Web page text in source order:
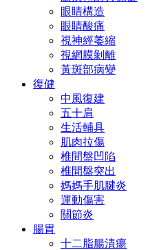
眼睛構造
眼睛酸痛
視神經萎縮
視網膜剝離
黃斑部病變
復健
中風復建
五十肩
生活輔具
肌肉拉傷
椎間盤凹陷
椎間盤突出
媽媽手肌腱炎
運動傷害
關節炎
腸胃
十二脂腸潰瘍